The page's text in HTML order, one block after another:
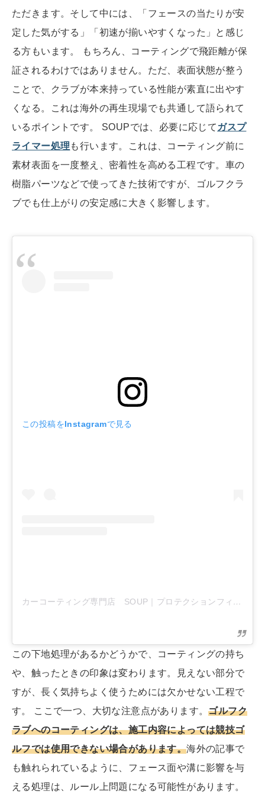
ただきます。そして中には、「フェースの当たりが安
定した気がする」「初速が揃いやすくなった」と感じ
る方もいます。 もちろん、コーティングで飛距離が保
証されるわけではありません。ただ、表面状態が整う
ことで、クラブが本来持っている性能が素直に出やす
くなる。これは海外の再生現場でも共通して語られて
いるポイントです。 SOUPでは、必要に応じて ガスプ
ライマー処理 も行います。これは、コーティング前に
素材表面を一度整え、密着性を高める工程です。車の
樹脂パーツなどで使ってきた技術ですが、ゴルフクラ
ブでも仕上がりの安定感に大きく影響します。
この投稿をInstagramで見る
カーコーティング専門店 SOUP｜プロテクションフィルム専門店
この下地処理があるかどうかで、コーティングの持ち
や、触ったときの印象は変わります。見えない部分で
すが、長く気持ちよく使うためには欠かせない工程で
す。 ここで一つ、大切な注意点があります。ゴルフク
ラブへのコーティングは、施工内容によっては競技ゴ
ルフでは使用できない場合があります。海外の記事で
も触れられているように、フェース面や溝に影響を与
える処理は、ルール上問題になる可能性があります。